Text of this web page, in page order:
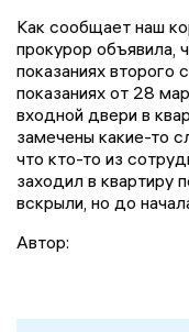
Как сообщает наш
прокурор объявила,
показаниях второго
показаниях от 28
входной двери в
замечены какие-то
что кто-то из
заходил в квартиру
вскрыли, но до
Автор: